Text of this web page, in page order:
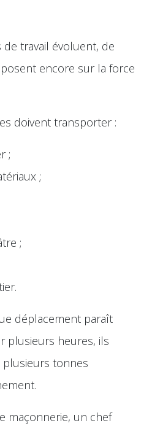
travail évoluent, de
encore sur la force
doivent transporter :
;
;
;
déplacement paraît
plusieurs heures, ils
tonnes
maçonnerie, un chef